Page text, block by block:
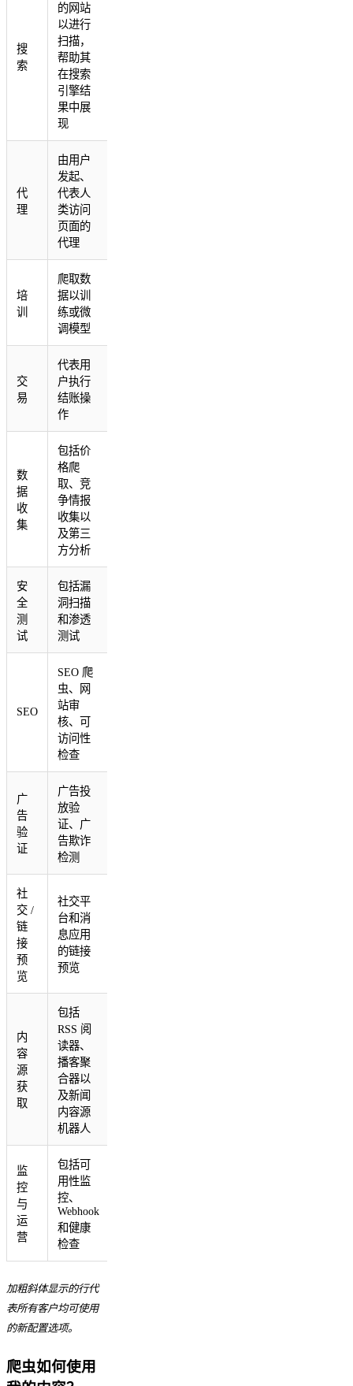
搜
索
的网站
以进行
扫描，
帮助其
在搜索
引擎结
果中展
现
代
理
由用户
发起、
代表人
类访问
页面的
代理
培
训
爬取数
据以训
练或微
调模型
交
易
代表用
户执行
结账操
作
数
据
收
集
包括价
格爬
取、竞
争情报
收集以
及第三
方分析
安
全
测
试
包括漏
洞扫描
和渗透
测试
SEO
SEO 爬
虫、网
站审
核、可
访问性
检查
广
告
验
证
广告投
放验
证、广
告欺诈
检测
社
交 /
链
接
预
览
社交平
台和消
息应用
的链接
预览
内
容
源
获
取
包括
RSS 阅
读器、
播客聚
合器以
及新闻
内容源
机器人
监
控
与
运
营
包括可
用性监
控、
Webhook
和健康
检查
加粗斜体显示的行代
表所有客户均可使用
的新配置选项。
爬虫如何使用